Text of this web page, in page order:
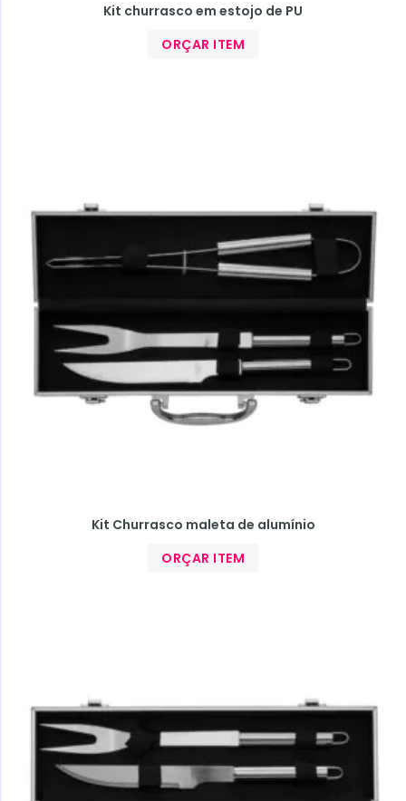
Kit churrasco em estojo de PU
ORÇAR ITEM
Kit Churrasco maleta de alumínio
ORÇAR ITEM